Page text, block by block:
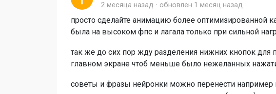
2 месяца назад обновлен 1 месяц назад
просто сделайте анимацию более оптимизированной
была на высоком фпс и лагала только при сильной
так же до сих пор жду разделения нижних кнопок
главном экране чтоб меньше было нежеланных
советы и фразы нейронки можно перенести например